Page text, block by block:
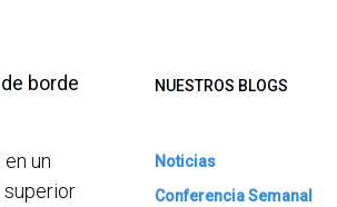
borde
un
superior
NUESTROS BLOGS
Noticias
Conferencia Semanal